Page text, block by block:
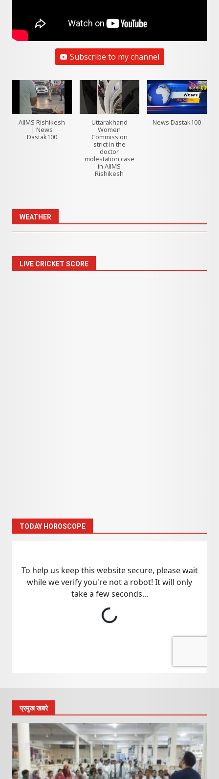
Subscribe to my channel
AIIMS Rishikesh
| News
Dastak100
Uttarakhand
Women
Commission
strict in the
doctor
molestation case
in AIIMS
Rishikesh
News Dastak100
WEATHER
LIVE CRICKET SCORE
TODAY HOROSCOPE
प्रमुख खबरे